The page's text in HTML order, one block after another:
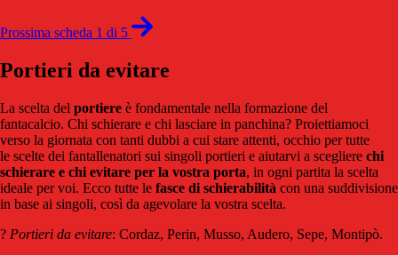
Prossima scheda 1 di 5
Portieri da evitare
La scelta del portiere è fondamentale nella formazione del
fantacalcio. Chi schierare e chi lasciare in panchina? Proiettiamoci
verso la giornata con tanti dubbi a cui stare attenti, occhio per tutte
le scelte dei fantallenatori sui singoli portieri e aiutarvi a scegliere chi
schierare e chi evitare per la vostra porta, in ogni partita la scelta
ideale per voi. Ecco tutte le fasce di schierabilità con una suddivisione
in base ai singoli, così da agevolare la vostra scelta.
? Portieri da evitare: Cordaz, Perin, Musso, Audero, Sepe, Montipò.